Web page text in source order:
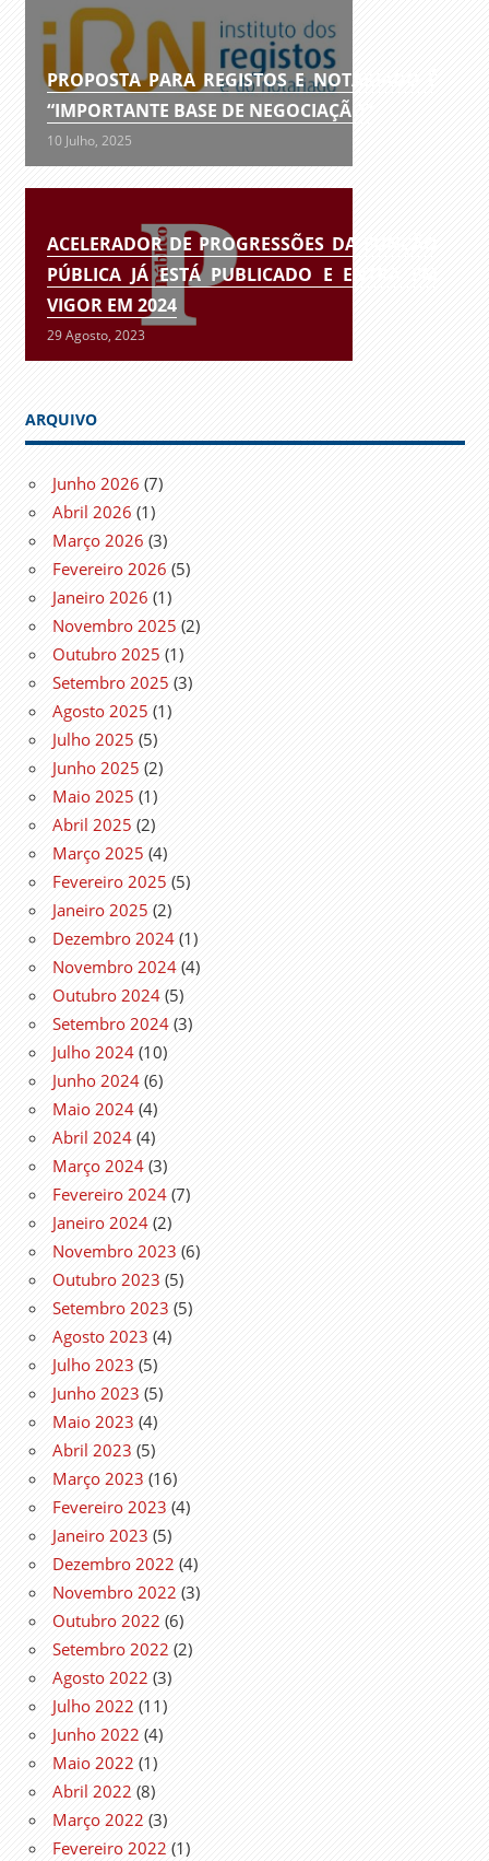
PROPOSTA PARA REGISTOS E NOTARIADO É
“IMPORTANTE BASE DE NEGOCIAÇÃO”
10 Julho, 2025
ACELERADOR DE PROGRESSÕES DA FUNÇÃO
PÚBLICA JÁ ESTÁ PUBLICADO E ENTRA EM
VIGOR EM 2024
29 Agosto, 2023
ARQUIVO
Junho 2026 (7)
Abril 2026 (1)
Março 2026 (3)
Fevereiro 2026 (5)
Janeiro 2026 (1)
Novembro 2025 (2)
Outubro 2025 (1)
Setembro 2025 (3)
Agosto 2025 (1)
Julho 2025 (5)
Junho 2025 (2)
Maio 2025 (1)
Abril 2025 (2)
Março 2025 (4)
Fevereiro 2025 (5)
Janeiro 2025 (2)
Dezembro 2024 (1)
Novembro 2024 (4)
Outubro 2024 (5)
Setembro 2024 (3)
Julho 2024 (10)
Junho 2024 (6)
Maio 2024 (4)
Abril 2024 (4)
Março 2024 (3)
Fevereiro 2024 (7)
Janeiro 2024 (2)
Novembro 2023 (6)
Outubro 2023 (5)
Setembro 2023 (5)
Agosto 2023 (4)
Julho 2023 (5)
Junho 2023 (5)
Maio 2023 (4)
Abril 2023 (5)
Março 2023 (16)
Fevereiro 2023 (4)
Janeiro 2023 (5)
Dezembro 2022 (4)
Novembro 2022 (3)
Outubro 2022 (6)
Setembro 2022 (2)
Agosto 2022 (3)
Julho 2022 (11)
Junho 2022 (4)
Maio 2022 (1)
Abril 2022 (8)
Março 2022 (3)
Fevereiro 2022 (1)